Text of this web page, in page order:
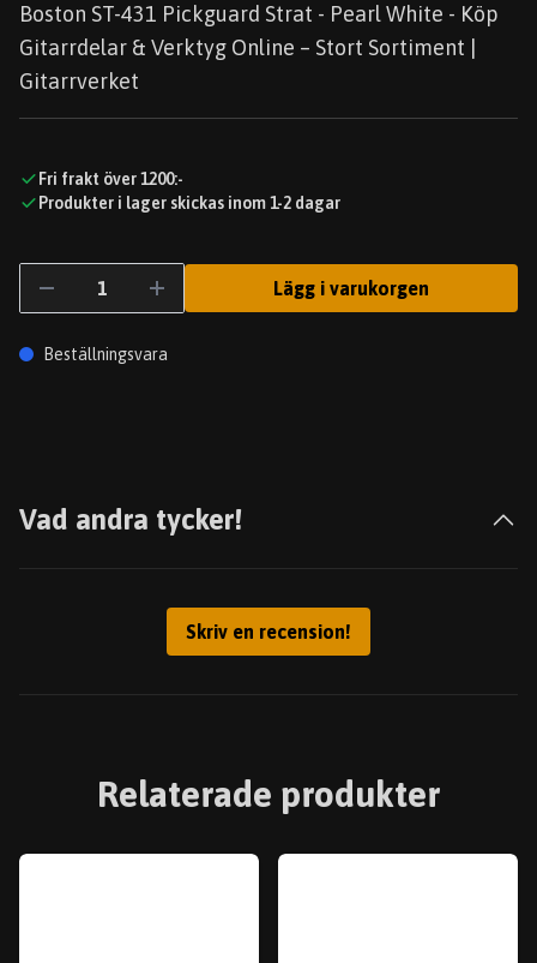
Boston ST-431 Pickguard Strat - Pearl White - Köp
Gitarrdelar & Verktyg Online – Stort Sortiment |
Gitarrverket
Fri frakt över 1200:-
Produkter i lager skickas inom 1-2 dagar
Lägg i varukorgen
Beställningsvara
Vad andra tycker!
Skriv en recension!
Relaterade produkter